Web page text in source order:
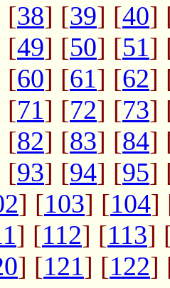
[38] [39] [40]
[49] [50] [51]
[60] [61] [62]
[71] [72] [73]
[82] [83] [84]
[93] [94] [95]
] [103] [104]
] [112] [113]
] [121] [122]